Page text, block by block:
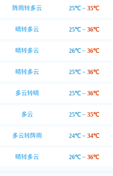
阵雨转多云 25℃ ~ 35℃
晴转多云 25℃ ~ 36℃
晴转多云 26℃ ~ 36℃
晴转多云 25℃ ~ 36℃
多云转晴 25℃ ~ 36℃
多云 25℃ ~ 35℃
多云转阵雨 24℃ ~ 34℃
晴转多云 26℃ ~ 36℃